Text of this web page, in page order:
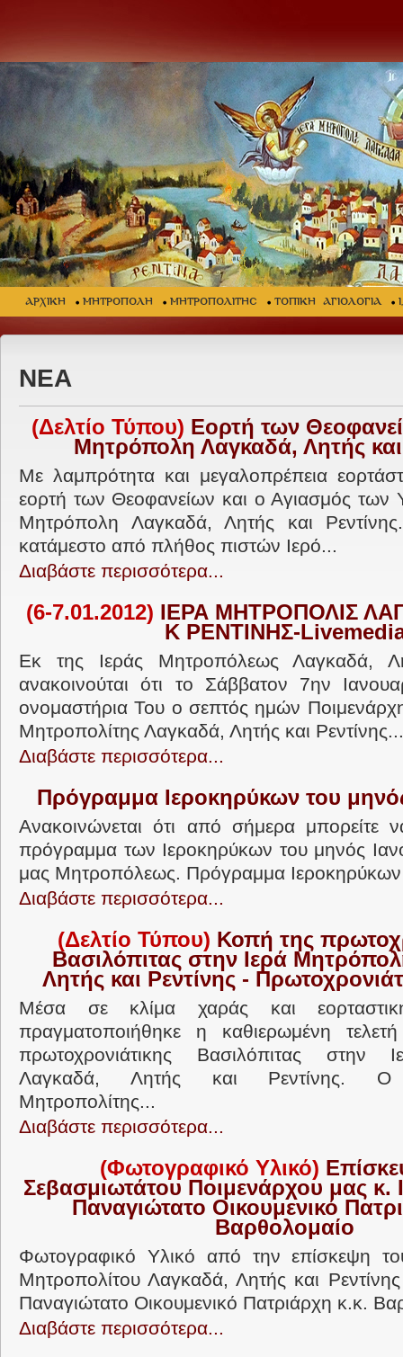
ΑΡΧΙΚΗ ΜΗΤΡΟΠΟΛΗ ΜΗΤΡΟΠΟΛΙΤΗΣ ΤΟΠΙΚΗ ΑΓΙΟΛΟΓΙΑ
ΝΕΑ
(Δελτίο Τύπου) Εορτή των
Μητρόπολη Λαγκαδά, Λητής και
Με λαμπρότητα και μεγαλοπρέπεια
εορτή των Θεοφανείων και ο Αγιασμός των
Μητρόπολη Λαγκαδά, Λητής και
κατάμεστο από πλήθος πιστών Ιερό...
Διαβάστε περισσότερα...
(6-7.01.2012) ΙΕΡΑ ΜΗΤΡΟΠΟΛΙΣ
Κ ΡΕΝΤΙΝΗΣ-
Εκ της Ιεράς Μητροπόλεως Λαγκαδά,
ανακοινούται ότι το Σάββατον 7ην
ονομαστήρια Του ο σεπτός ημών
Μητροπολίτης Λαγκαδά, Λητής και Ρεντίνης...
Διαβάστε περισσότερα...
Πρόγραμμα Ιεροκηρύκων του
Ανακοινώνεται ότι από σήμερα μπορείτε
πρόγραμμα των Ιεροκηρύκων του μηνός
μας Μητροπόλεως. Πρόγραμμα Ιεροκηρύκων
Διαβάστε περισσότερα...
(Δελτίο Τύπου) Κοπή της
Βασιλόπιτας στην Ιερά
Λητής και Ρεντίνης -
Μέσα σε κλίμα χαράς και
πραγματοποιήθηκε η καθιερωμένη
πρωτοχρονιάτικης Βασιλόπιτας στην
Λαγκαδά, Λητής και Ρεντίνης. Ο
Μητροπολίτης...
Διαβάστε περισσότερα...
(Φωτογραφικό Υλικό)
Σεβασμιωτάτου Ποιμενάρχου μας
Παναγιώτατο Οικουμενικό
Βαρθολομαίο
Φωτογραφικό Υλικό από την επίσκεψη
Μητροπολίτου Λαγκαδά, Λητής και
Παναγιώτατο Οικουμενικό Πατριάρχη κ.κ.
Διαβάστε περισσότερα...